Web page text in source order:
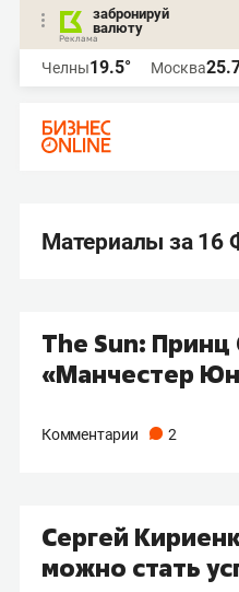
забронируй
валюту
Челны19.5° Москва
Материалы за 16
The Sun:
«Манчестер
Комментарии 2
Сергей
можно стать